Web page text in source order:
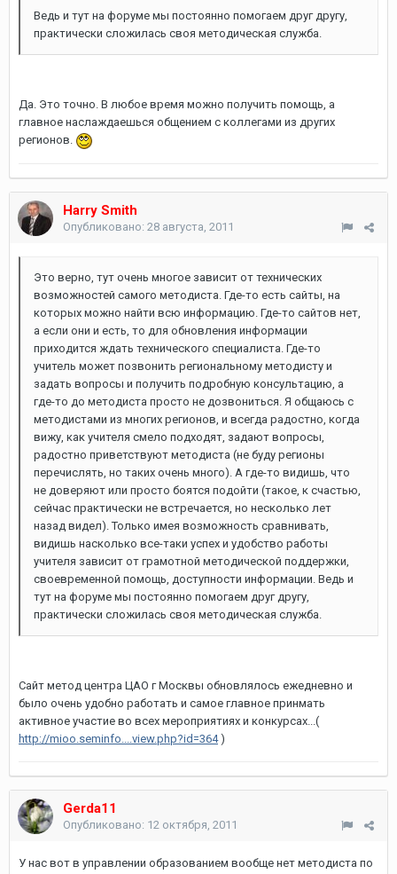
Ведь и тут на форуме мы постоянно помогаем друг другу,
практически сложилась своя методическая служба.
Да. Это точно. В любое время можно получить помощь, а
главное наслаждаешься общением с коллегами из других
регионов.
Harry Smith
Опубликовано: 28 августа, 2011
Это верно, тут очень многое зависит от технических
возможностей самого методиста. Где-то есть сайты, на
которых можно найти всю информацию. Где-то сайтов нет,
а если они и есть, то для обновления информации
приходится ждать технического специалиста. Где-то
учитель может позвонить региональному методисту и
задать вопросы и получить подробную консультацию, а
где-то до методиста просто не дозвониться. Я общаюсь с
методистами из многих регионов, и всегда радостно, когда
вижу, как учителя смело подходят, задают вопросы,
радостно приветствуют методиста (не буду регионы
перечислять, но таких очень много). А где-то видишь, что
не доверяют или просто боятся подойти (такое, к счастью,
сейчас практически не встречается, но несколько лет
назад видел). Только имея возможность сравнивать,
видишь насколько все-таки успех и удобство работы
учителя зависит от грамотной методической поддержки,
своевременной помощь, доступности информации. Ведь и
тут на форуме мы постоянно помогаем друг другу,
практически сложилась своя методическая служба.
Сайт метод центра ЦАО г Москвы обновлялось ежедневно и
было очень удобно работать и самое главное принмать
активное участие во всех мероприятиях и конкурсах...(
http://mioo.seminfo....view.php?id=364)
Gerda11
Опубликовано: 12 октября, 2011
У нас вот в управлении образованием вообще нет методиста по